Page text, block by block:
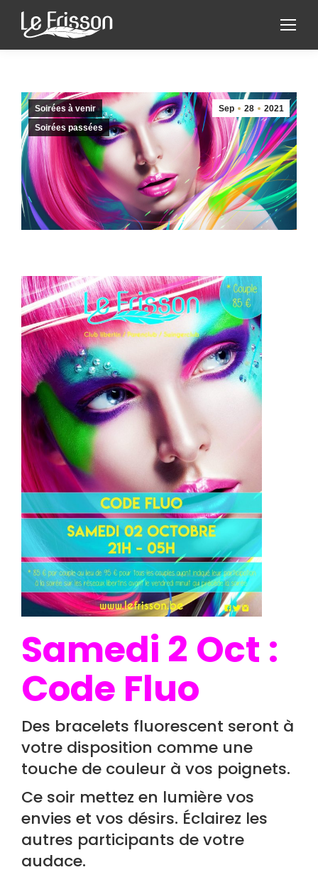
Sep 28 2021
Soirées à venir
Soirées passées
Samedi 2 Oct :
Code Fluo
Des bracelets fluorescent seront à
votre disposition comme une
touche de couleur à vos poignets.
Ce soir mettez en lumière vos
envies et vos désirs. Éclairez les
autres participants de votre
audace.